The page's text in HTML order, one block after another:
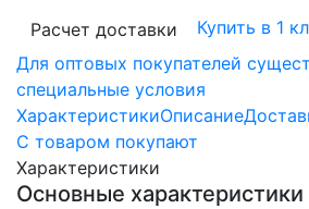
Расчет доставки
Купить в 1
Для оптовых покупателей
специальные условия
ХарактеристикиОписание
С товаром покупают
Характеристики
Основные характеристики